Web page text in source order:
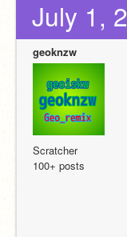
July 1,
geoknzw
Scratcher
100+ posts